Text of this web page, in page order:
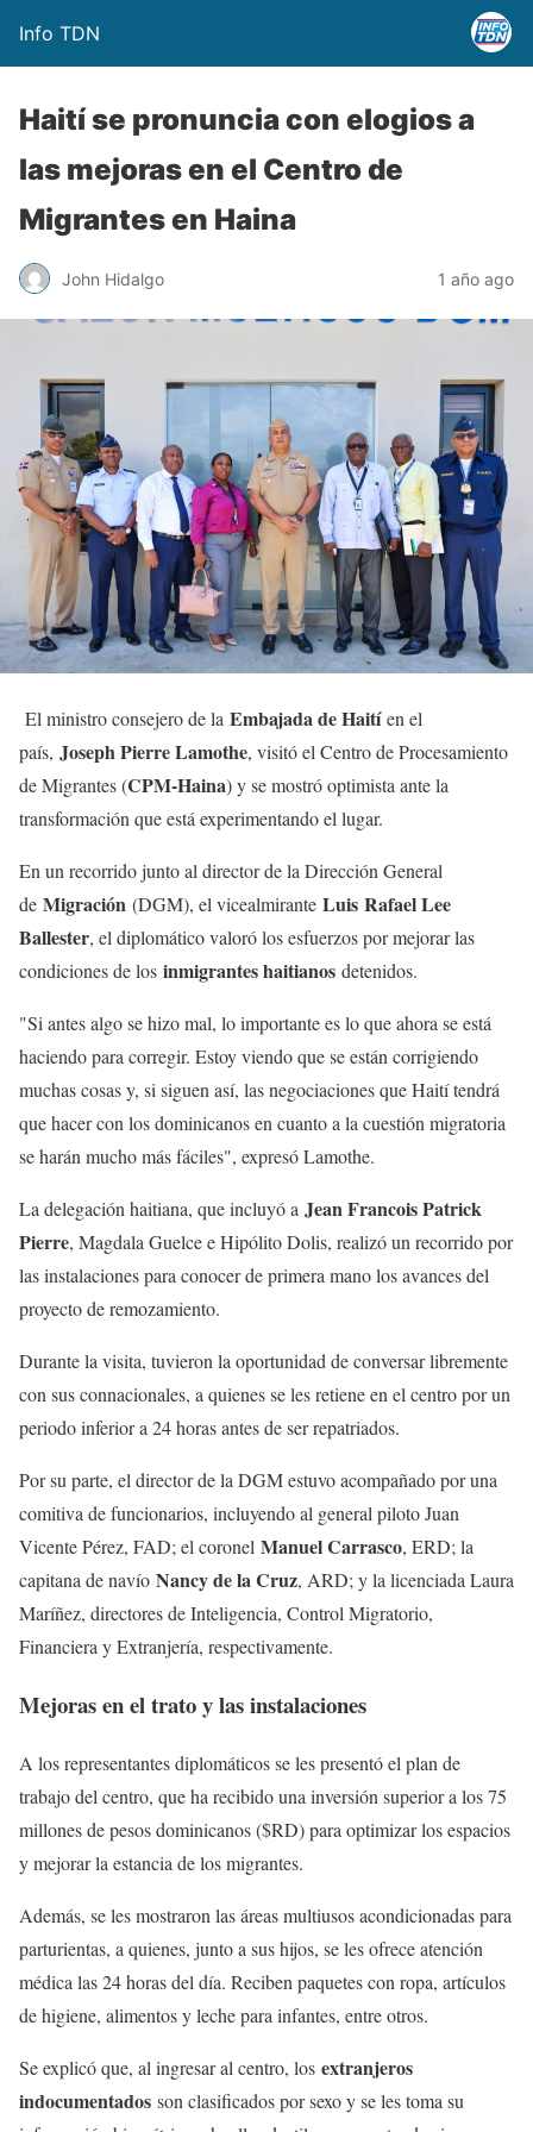
Info TDN
Haití se pronuncia con elogios a
las mejoras en el Centro de
Migrantes en Haina
John Hidalgo 1 año ago
El ministro consejero de la Embajada de Haitíen el
país, Joseph Pierre Lamothe, visitó el Centro de Procesamiento
de Migrantes (CPM-Haina) y se mostró optimista ante la
transformación que está experimentando el lugar.
En un recorrido junto al director de la Dirección General
de Migración (DGM), el vicealmirante Luis Rafael Lee
Ballester, el diplomático valoró los esfuerzos por mejorar las
condiciones de los inmigrantes haitianos detenidos.
"Si antes algo se hizo mal, lo importante es lo que ahora se está
haciendo para corregir. Estoy viendo que se están corrigiendo
muchas cosas y, si siguen así, las negociaciones que Haití tendrá
que hacer con los dominicanos en cuanto a la cuestión migratoria
se harán mucho más fáciles", expresó Lamothe.
La delegación haitiana, que incluyó a Jean Francois Patrick
Pierre, Magdala Guelce e Hipólito Dolis, realizó un recorrido por
las instalaciones para conocer de primera mano los avances del
proyecto de remozamiento.
Durante la visita, tuvieron la oportunidad de conversar libremente
con sus connacionales, a quienes se les retiene en el centro por un
periodo inferior a 24 horas antes de ser repatriados.
Por su parte, el director de la DGM estuvo acompañado por una
comitiva de funcionarios, incluyendo al general piloto Juan
Vicente Pérez, FAD; el coronel Manuel Carrasco, ERD; la
capitana de navío Nancy de la Cruz, ARD; y la licenciada Laura
Maríñez, directores de Inteligencia, Control Migratorio,
Financiera y Extranjería, respectivamente.
Mejoras en el trato y las instalaciones
A los representantes diplomáticos se les presentó el plan de
trabajo del centro, que ha recibido una inversión superior a los 75
millones de pesos dominicanos ($RD) para optimizar los espacios
y mejorar la estancia de los migrantes.
Además, se les mostraron las áreas multiusos acondicionadas para
parturientas, a quienes, junto a sus hijos, se les ofrece atención
médica las 24 horas del día. Reciben paquetes con ropa, artículos
de higiene, alimentos y leche para infantes, entre otros.
Se explicó que, al ingresar al centro, los extranjeros
indocumentados son clasificados por sexo y se les toma su